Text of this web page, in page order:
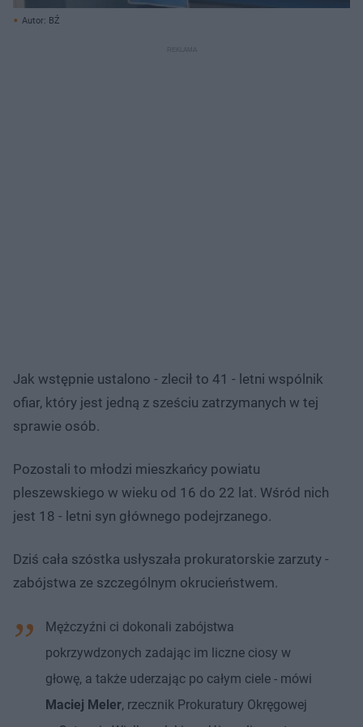
Autor: BŹ
Jak wstępnie ustalono - zlecił to 41 - letni wspólnik
ofiar, który jest jedną z sześciu zatrzymanych w tej
sprawie osób.
Pozostali to młodzi mieszkańcy powiatu
pleszewskiego w wieku od 16 do 22 lat. Wśród nich
jest 18 - letni syn głównego podejrzanego.
Dziś cała szóstka usłyszała prokuratorskie zarzuty -
zabójstwa ze szczególnym okrucieństwem.
Mężczyźni ci dokonali zabójstwa
pokrzywdzonych zadając im liczne ciosy w
głowę, a także uderzając po całym ciele - mówi
Maciej Meler, rzecznik Prokuratury Okręgowej